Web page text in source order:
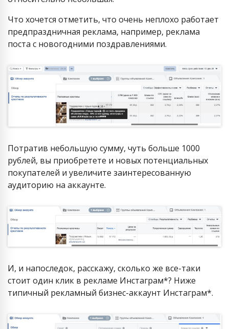
Что хочется отметить, что очень неплохо работает
предпраздничная реклама, например, реклама
поста с новогодними поздравлениями.
Потратив небольшую сумму, чуть больше 1000
рублей, вы приобретете и новых потенциальных
покупателей и увеличите заинтересованную
аудиторию на аккаунте.
И, и напоследок, расскажу, сколько же все-таки
стоит один клик в рекламе Инстаграм*? Ниже
типичный рекламный бизнес-аккаунт Инстаграм*.